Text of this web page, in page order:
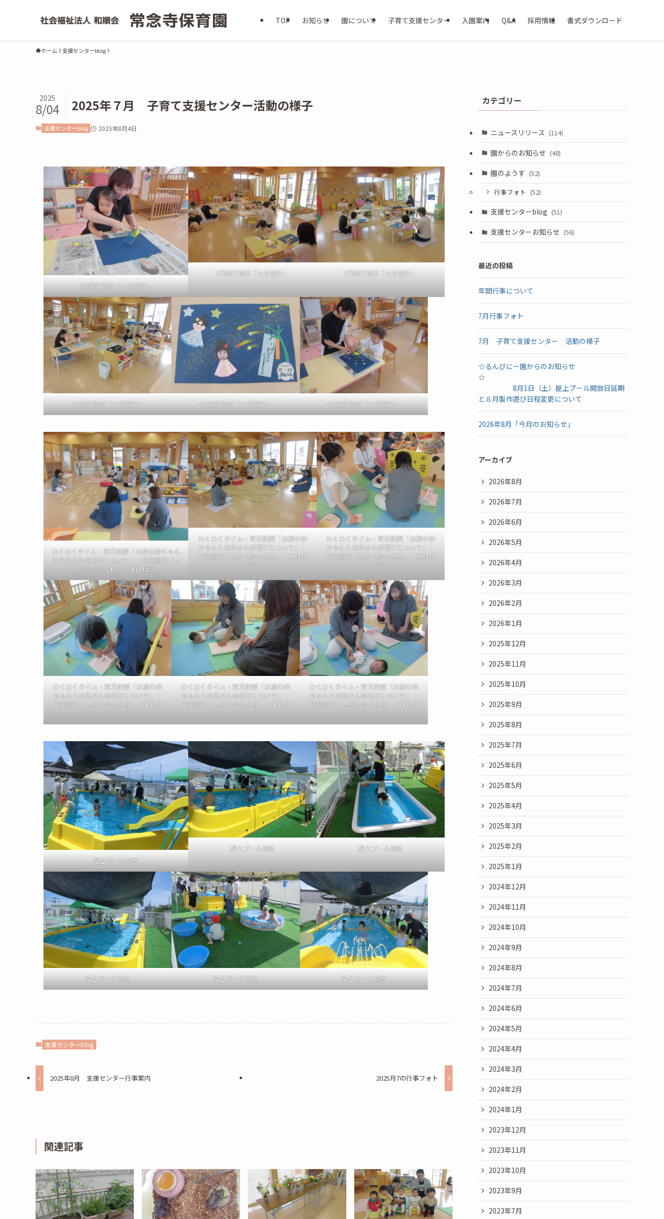
TOP お知らせ 園について 子育て支援センター 入園案内 Q&A 採用情報 書式ダウンロード
ホーム 支援センターblog
2025年７月 子育て支援センター活動の様子
2025
8/04
支援センターblog 2025年8月4日
7月製作遊び「七夕製作」
7月製作遊び「七夕製作」 7月製作遊び「七夕製作」
7月製作遊び「七夕製作」 7月製作遊び「七夕製作」 7月製作遊び「七夕製作」
わくわくタイム・育児講座「お腹の赤ちゃん
とお母さんの眠りについて」・発育測定「大
きくなったね」・保健相談
わくわくタイム・育児講座「お腹の赤
ちゃんとお母さんの眠りについて」・
発育測定「大きくなったね」・保健相
談
わくわくタイム・育児講座「お腹の赤
ちゃんとお母さんの眠りについて」・
発育測定「大きくなったね」・保健相
談
わくわくタイム・育児講座「お腹の赤
ちゃんとお母さんの眠りについて」・
発育測定「大きくなったね」・保健相
談
わくわくタイム・育児講座「お腹の赤
ちゃんとお母さんの眠りについて」・
発育測定「大きくなったね」・保健相
談
わくわくタイム・育児講座「お腹の赤
ちゃんとお母さんの眠りについて」・
発育測定「大きくなったね」・保健相
談
屋上プール開放
屋上プール開放 屋上プール開放
屋上プール開放 屋上プール開放 屋上プール開放
支援センターblog
2025年8月 支援センター行事案内 2025月7の行事フォト
関連記事
カテゴリー
ニュースリリース (114)
園からのお知らせ (48)
園のようす (52)
行事フォト (52)
支援センターblog (51)
支援センターお知らせ (56)
最近の投稿
年間行事について
7月行事フォト
7月 子育て支援センター 活動の様子
☆るんびにー園からのお知らせ
☆
8月1日（土）屋上プール開放日延期
と８月製作遊び日程変更について
2026年8月「今月のお知らせ」
アーカイブ
2026年8月
2026年7月
2026年6月
2026年5月
2026年4月
2026年3月
2026年2月
2026年1月
2025年12月
2025年11月
2025年10月
2025年9月
2025年8月
2025年7月
2025年6月
2025年5月
2025年4月
2025年3月
2025年2月
2025年1月
2024年12月
2024年11月
2024年10月
2024年9月
2024年8月
2024年7月
2024年6月
2024年5月
2024年4月
2024年3月
2024年2月
2024年1月
2023年12月
2023年11月
2023年10月
2023年9月
2023年7月